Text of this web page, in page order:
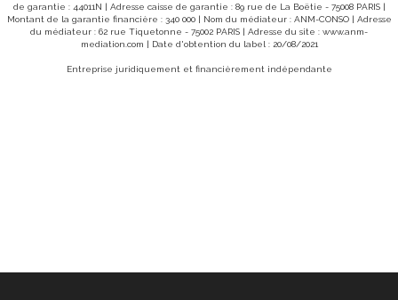
de garantie : 44011N | Adresse caisse de garantie : 89 rue de La Boëtie - 75008 PARIS |
Montant de la garantie financière : 340 000 | Nom du médiateur : ANM-CONSO | Adresse
du médiateur : 62 rue Tiquetonne - 75002 PARIS | Adresse du site : www.anm-
mediation.com | Date d'obtention du label : 20/08/2021
Entreprise juridiquement et financièrement indépendante